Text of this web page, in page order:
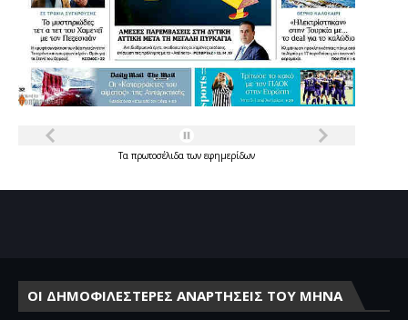
Τα πρωτοσέλιδατων εφημερίδων
ΟΙ ΔΗΜΟΦΙΛΕΣΤΕΡΕΣ ΑΝΑΡΤΗΣΕΙΣ ΤΟΥ ΜΗΝΑ